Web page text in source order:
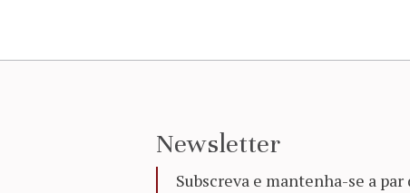
Newsletter
Subscreva e mantenha-se a